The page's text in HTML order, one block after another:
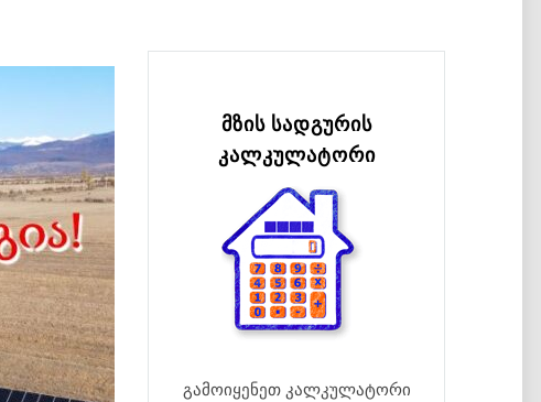
მზის სადგურის
კალკულატორი
გამოიყენეთ კალკულატორი